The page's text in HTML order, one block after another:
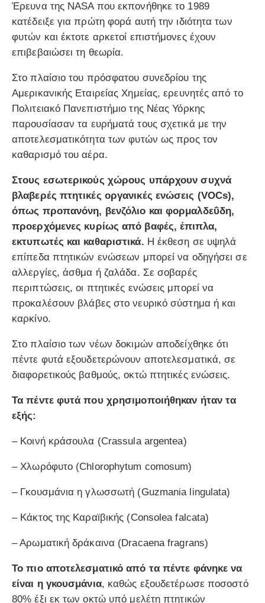
Έρευνα της NASA που εκπονήθηκε το 1989
κατέδειξε για πρώτη φορά αυτή την ιδιότητα των
φυτών και έκτοτε αρκετοί επιστήμονες έχουν
επιβεβαιώσει τη θεωρία.
Στο πλαίσιο του πρόσφατου συνεδρίου της
Αμερικανικής Εταιρείας Χημείας, ερευνητές από το
Πολιτειακό Πανεπιστήμιο της Νέας Υόρκης
παρουσίασαν τα ευρήματά τους σχετικά με την
αποτελεσματικότητα των φυτών ως προς τον
καθαρισμό του αέρα.
Στους εσωτερικούς χώρους υπάρχουν συχνά
βλαβερές πτητικές οργανικές ενώσεις (VOCs),
όπως προπανόνη, βενζόλιο και φορμαλδεΰδη,
προερχόμενες κυρίως από βαφές, έπιπλα,
εκτυπωτές και καθαριστικά. Η έκθεση σε υψηλά
επίπεδα πτητικών ενώσεων μπορεί να οδηγήσει σε
αλλεργίες, άσθμα ή ζαλάδα. Σε σοβαρές
περιπτώσεις, οι πτητικές ενώσεις μπορεί να
προκαλέσουν βλάβες στο νευρικό σύστημα ή και
καρκίνο.
Στο πλαίσιο των νέων δοκιμών αποδείχθηκε ότι
πέντε φυτά εξουδετερώνουν αποτελεσματικά, σε
διαφορετικούς βαθμούς, οκτώ πτητικές ενώσεις.
Τα πέντε φυτά που χρησιμοποιήθηκαν ήταν τα
εξής:
– Κοινή κράσουλα (Crassula argentea)
– Χλωρόφυτο (Chlorophytum comosum)
– Γκουσμάνια η γλωσσωτή (Guzmania lingulata)
– Κάκτος της Καραϊβικής (Consolea falcata)
– Αρωματική δράκαινα (Dracaena fragrans)
Το πιο αποτελεσματικό από τα πέντε φάνηκε να
είναι η γκουσμάνια, καθώς εξουδετέρωσε ποσοστό
80% έξι εκ των οκτώ υπό μελέτη πτητικών